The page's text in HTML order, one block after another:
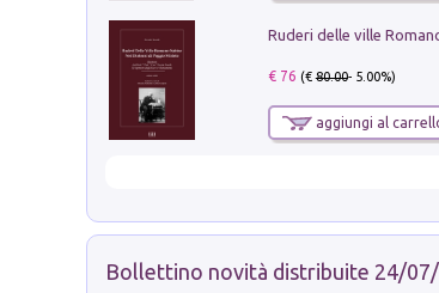
€ 76 (€80.00- 5.00%)
aggiungi al
Bollettino novità distribuite 24/